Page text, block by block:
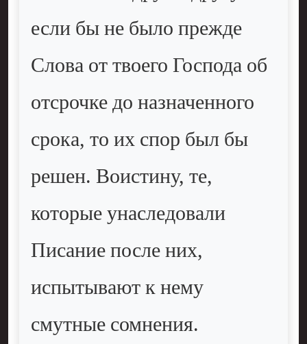
если бы не было прежде
Слова от твоего Господа об
отсрочке до назначенного
срока, то их спор был бы
решен. Воистину, те,
которые унаследовали
Писание после них,
испытывают к нему
смутные сомнения.